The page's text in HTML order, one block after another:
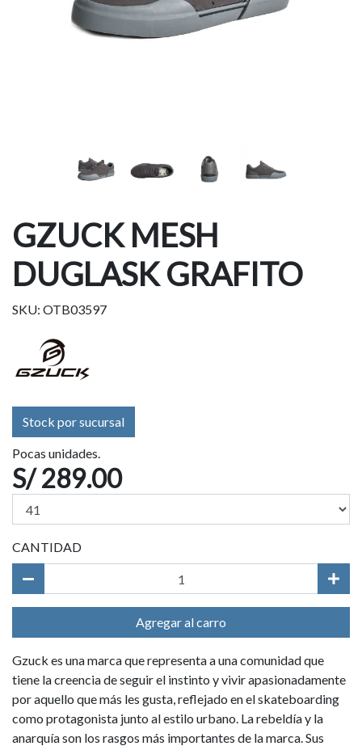
GZUCK MESH
DUGLASK GRAFITO
SKU: OTB03597
Stock por sucursal
Pocas unidades.
S/ 289.00
CANTIDAD
Agregar al carro
Gzuck es una marca que representa a una comunidad que
tiene la creencia de seguir el instinto y vivir apasionadamente
por aquello que más les gusta, reflejado en el skateboarding
como protagonista junto al estilo urbano. La rebeldía y la
anarquía son los rasgos más importantes de la marca. Sus